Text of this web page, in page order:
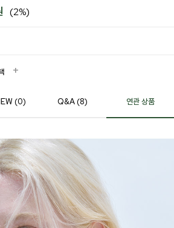
(2%)
(0) Q&A (8) 연관 상품